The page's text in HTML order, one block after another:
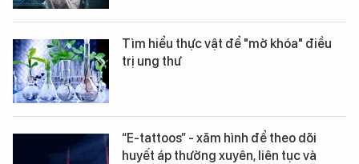
Tìm hiểu thực vật để "mở khóa" điều
trị ung thư
“E-tattoos” - xăm hình để theo dõi
huyết áp thường xuyên, liên tục và